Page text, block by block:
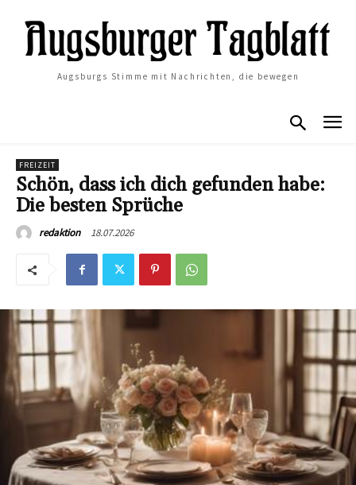
Augsburgs Stimme mit Nachrichten, die bewegen
FREIZEIT
Schön, dass ich dich gefunden habe:
Die besten Sprüche
redaktion 18.07.2026